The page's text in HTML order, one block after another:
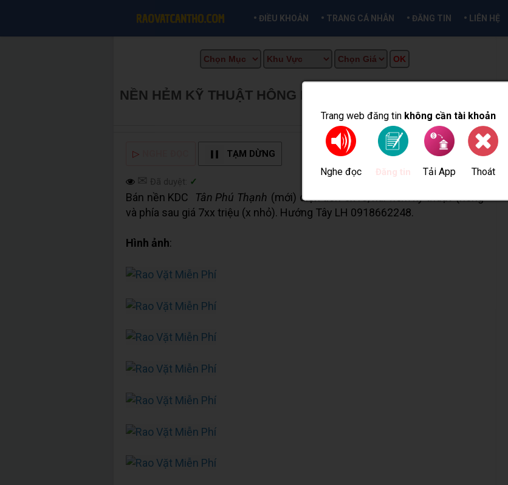
Trang web đăng tin không cần tài khoản
Nghe đọc Đăng tin Tải App Thoát
• ĐIỀU KHOẢN • TRANG CÁ NHÂN • ĐĂNG TIN • LIÊN HỆ
NỀN HẺM KỸ THUẬT HÔNG KDC TÂN PHÚ THẠNH
▷ TẠM DỪNG
✉ Đã duyệt: ✓
Bán nền KDC Tân Phú Thạnh (mới) diện tích 5x16, haihẻm kỹ thuật(hông
và phía sau giá 7xx triệu (x nhỏ). Hướng Tây LH 0918662248.
Hình ảnh: